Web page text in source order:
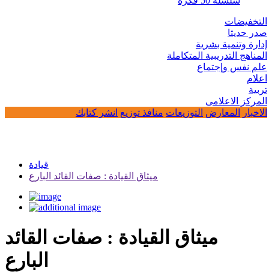
التخفيضات
صدر حديثا
إدارة وتنمية بشرية
المناهج التدريبية المتكاملة
علم نفس وإجتماع
اعلام
تربية
المركز الاعلامى
الاخبار
المعارض التوزيعات منافذ توزيع انشر كتابك
قيادة
ميثاق القيادة : صفات القائد البارع
ميثاق القيادة : صفات القائد
البارع